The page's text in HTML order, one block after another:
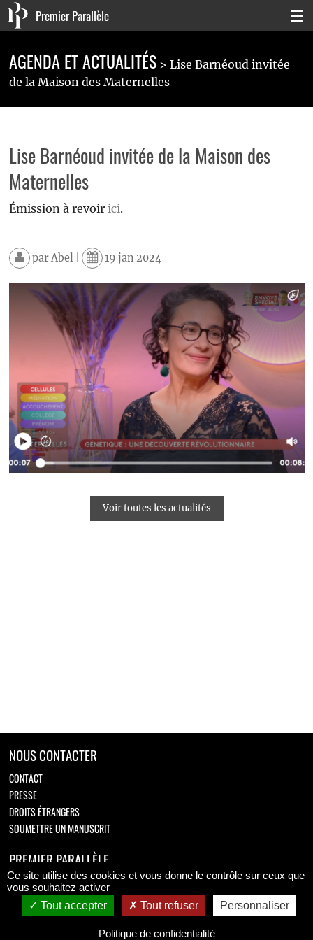
Premier Parallèle
Collection Carnets
Collection Poche
Connexion
AGENDA ET ACTUALITÉS
Lise Barnéoud invitée
de la Maison des Maternelles
Lise Barnéoud invitée de la Maison des
Maternelles
Émission à revoir ici.
parAbel| 19 jan 2024
Voir toutes les actualités
NOUS CONTACTER
CONTACT
PRESSE
DROITS ÉTRANGERS
SOUMETTRE UN MANUSCRIT
PREMIER PARALLÈLE
Retrouvez-nous sur
Ce site utilise des cookies et vous donne le contrôle sur ceux que
vous souhaitez activer
Tout accepter
Tout refuser Personnaliser
Politique de confidentialité